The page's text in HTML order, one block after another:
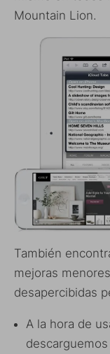
Mountain Lion.
También
mejoras
desapercibidas
A la hora de